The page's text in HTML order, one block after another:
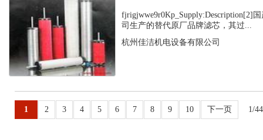
fjrigjwwe9r0Kp_Supply:Description[2]
司生产的替代原厂品牌滤芯，其过...
杭州佳洁机电设备有限公司
1 2 3 4 5 6 7 8 9 10 下一页 1/